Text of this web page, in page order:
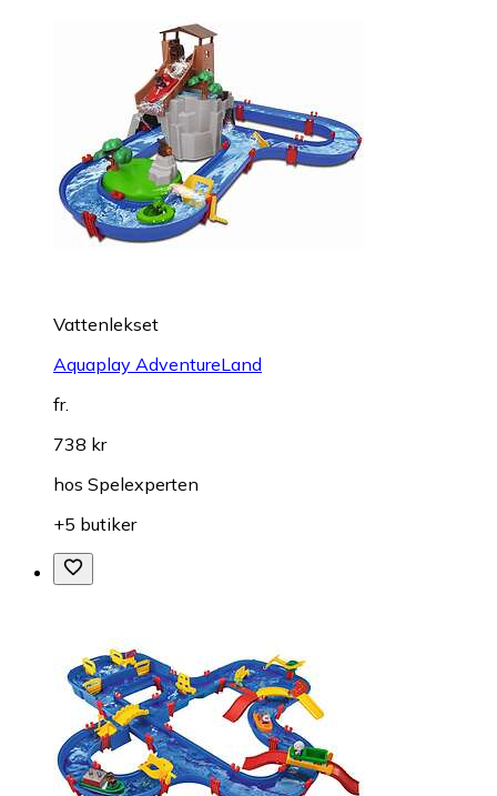
Vattenlekset
Aquaplay AdventureLand
fr.
738 kr
hos Spelexperten
+5 butiker